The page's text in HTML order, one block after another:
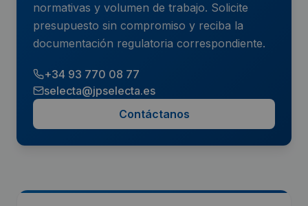
normativas y volumen de trabajo. Solicite
presupuesto sin compromiso y reciba la
documentación regulatoria correspondiente.
+34 93 770 08 77
selecta@jpselecta.es
Contáctanos